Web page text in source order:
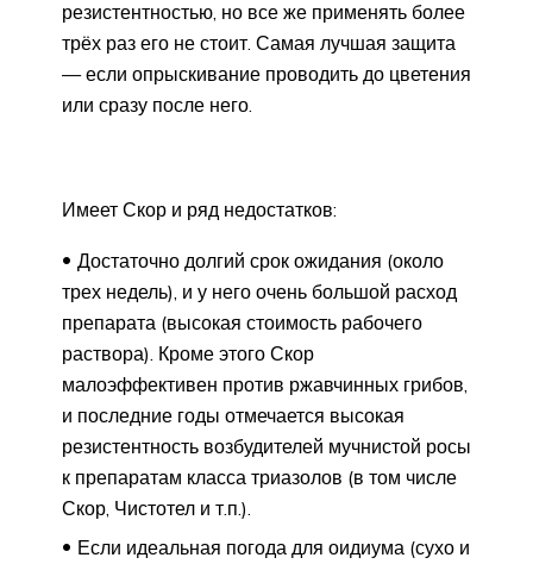
резистентностью, но все же применять более
трёх раз его не стоит. Самая лучшая защита
— если опрыскивание проводить до цветения
или сразу после него.
Имеет Скор и ряд недостатков:
Достаточно долгий срок ожидания (около
трех недель), и у него очень большой расход
препарата (высокая стоимость рабочего
раствора). Кроме этого Скор
малоэффективен против ржавчинных грибов,
и последние годы отмечается высокая
резистентность возбудителей мучнистой росы
к препаратам класса триазолов (в том числе
Скор, Чистотел и т.п.).
Если идеальная погода для оидиума (сухо и